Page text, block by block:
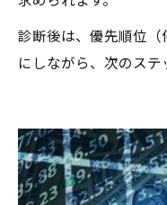
診断後は、優先順位
にしながら、次のステ